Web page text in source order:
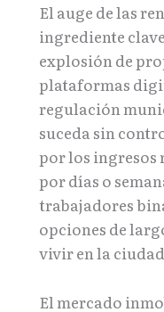
El auge de las
ingrediente
explosión de
plataformas
regulación
suceda sin
por los
por días o
trabajadores
opciones de
vivir en la
El mercado